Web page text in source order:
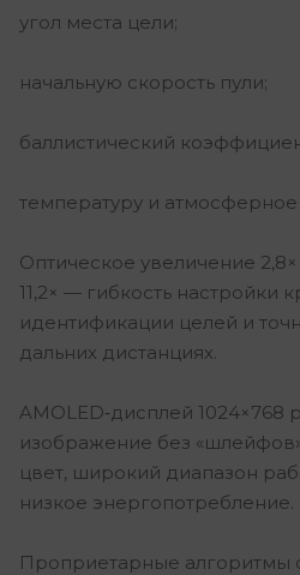
угол места цели;
начальную скорость пули;
баллистический
температуру и
Оптическое увеличение
11,2× — гибкость настройки
идентификации целей и
дальних дистанциях.
AMOLED‑дисплей 1024×768
изображение без
цвет, широкий диапазон
низкое энергопотребление.
Проприетарные алгоритмы